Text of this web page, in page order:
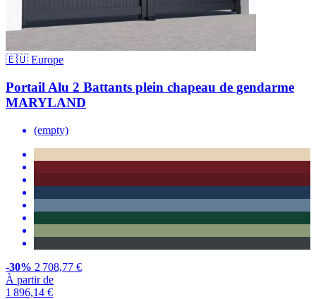
🇪🇺 Europe
Portail Alu 2 Battants plein chapeau de gendarme
MARYLAND
(empty)
-30% 2 708,77 €
À partir de
1 896,14 €